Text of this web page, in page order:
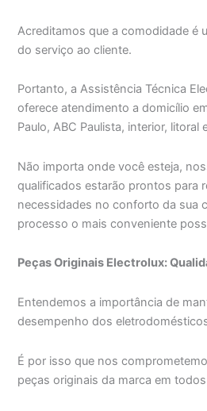
Acreditamos que a comodidade é
do serviço ao cliente.
Portanto, a Assistência Técnica
oferece atendimento a domicílio
Paulo, ABC Paulista, interior, litoral
Não importa onde você esteja,
qualificados estarão prontos para
necessidades no conforto da sua
processo o mais conveniente
Peças Originais Electrolux:
Entendemos a importância de
desempenho dos
É por isso que nos
peças originais da marca em